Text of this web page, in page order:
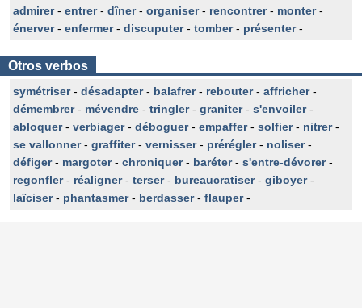
admirer- entrer- dîner- organiser- rencontrer- monter-
énerver- enfermer- discuputer- tomber- présenter-
Otros verbos
symétriser- désadapter- balafrer- rebouter- affricher-
démembrer- mévendre - tringler- graniter- s'envoiler-
abloquer- verbiager- déboguer- empaffer- solfier- nitrer-
se vallonner- graffiter- vernisser- prérégler- noliser-
défiger- margoter- chroniquer- baréter- s'entre-dévorer-
regonfler- réaligner- terser- bureaucratiser- giboyer-
laïciser- phantasmer- berdasser- flauper-